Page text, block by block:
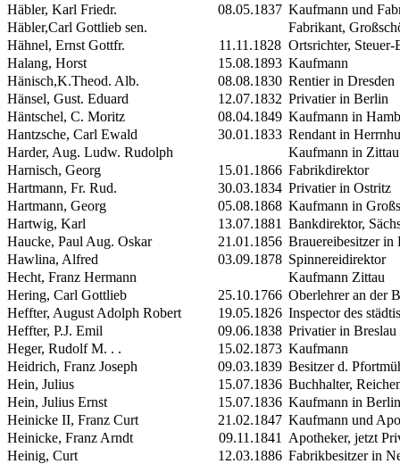
Häbler, Karl Friedr.
08.05.1837 Kaufmann und
Häbler,Carl Gottlieb sen.
Fabrikant,
Hähnel, Ernst Gottfr.
11.11.1828 Ortsrichter,
Halang, Horst
15.08.1893 Kaufmann
Hänisch,K.Theod. Alb.
08.08.1830 Rentier in Dresden
Hänsel, Gust. Eduard
12.07.1832 Privatier in Berlin
Häntschel, C. Moritz
08.04.1849 Kaufmann in
Hantzsche, Carl Ewald
30.01.1833 Rendant in
Harder, Aug. Ludw. Rudolph
Kaufmann in Zittau
Harnisch, Georg
15.01.1866 Fabrikdirektor
Hartmann, Fr. Rud.
30.03.1834 Privatier in Ostritz
Hartmann, Georg
05.08.1868 Kaufmann in
Hartwig, Karl
13.07.1881 Bankdirektor,
Haucke, Paul Aug. Oskar
21.01.1856 Brauereibesitzer in
Hawlina, Alfred
03.09.1878 Spinnereidirektor
Hecht, Franz Hermann
Kaufmann Zittau
Hering, Carl Gottlieb
25.10.1766 Oberlehrer an der
Heffter, August Adolph Robert
19.05.1826 Inspector des
Heffter, P.J. Emil
09.06.1838 Privatier in Breslau
Heger, Rudolf M. . .
15.02.1873 Kaufmann
Heidrich, Franz Joseph
09.03.1839 Besitzer d.
Hein, Julius
15.07.1836 Buchhalter,
Hein, Julius Ernst
15.07.1836 Kaufmann in Berlin
Heinicke II, Franz Curt 21.02.1847 Kaufmann und
Heinicke, Franz Arndt
09.11.1841
Apotheker, jetzt
Heinig, Curt
12.03.1886 Fabrikbesitzer in